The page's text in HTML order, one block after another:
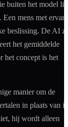
buiten het model
Een mens met
beslissing. De AI
het gemiddelde
het concept is het
manier om de
in plaats van in
hij wordt alleen